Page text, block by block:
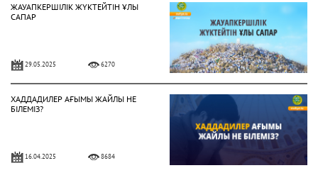
ЖАУАПКЕРШІЛІК ЖҮКТЕЙТІН ҰЛЫ
САПАР
29.05.2025 6270
ХАДДАДИЛЕР АҒЫМЫ ЖАЙЛЫ НЕ
БІЛЕМІЗ?
16.04.2025 8684